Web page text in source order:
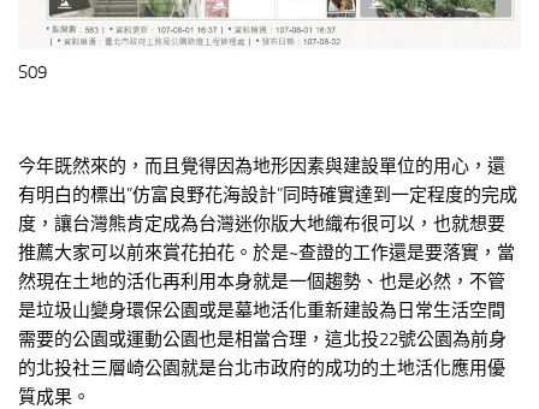
S09
今年既然來的，而且覺得因為地形因素與建設單位的用心，還
有明白的標出”仿富良野花海設計”同時確實達到一定程度的完成
度，讓台灣熊肯定成為台灣迷你版大地織布很可以，也就想要
推薦大家可以前來賞花拍花。於是~查證的工作還是要落實，當
然現在土地的活化再利用本身就是一個趨勢、也是必然，不管
是垃圾山變身環保公園或是墓地活化重新建設為日常生活空間
需要的公園或運動公園也是相當合理，這北投22號公園為前身
的北投社三層崎公園就是台北市政府的成功的土地活化應用優
質成果。